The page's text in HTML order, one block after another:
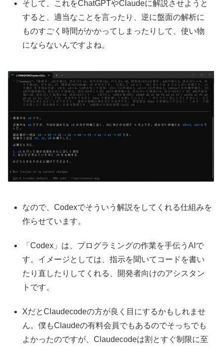
そして、これをChatGPTやClaudeに解説させようと
すると、適当なことを言ったり、逆に盤面の解析に
ものすごく時間がかかってしまったりして、使い物
にならないんですよね。
なので、Codexでそういう解説をしてくれる仕組みを
作らせています。
「Codex」は、プログラミングの作業を手伝うAIで
す。イメージとしては、指示を聞いてコードを書い
たり直したりしてくれる、開発者向けのアシスタン
トです。
XだとClaudecodeの方が良く目にするかもしれませ
ん。僕もClaudeの有料会員でもあるのでそっちでも
よかったのですが、Claudecodeは割とすぐ制限に至